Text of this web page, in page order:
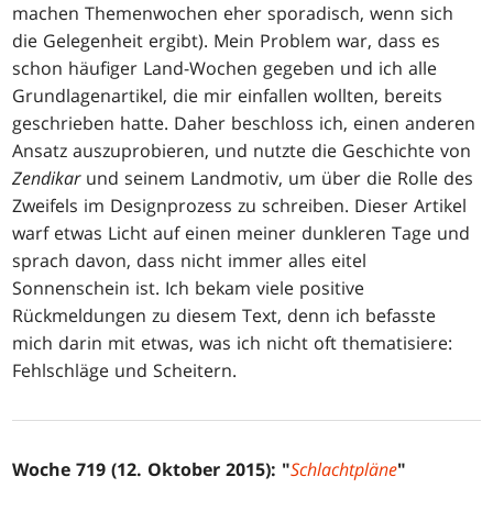
machen Themenwochen eher sporadisch, wenn sich
die Gelegenheit ergibt). Mein Problem war, dass es
schon häufiger Land-Wochen gegeben und ich alle
Grundlagenartikel, die mir einfallen wollten, bereits
geschrieben hatte. Daher beschloss ich, einen anderen
Ansatz auszuprobieren, und nutzte die Geschichte von
Zendikarund seinem Landmotiv, um über die Rolle des
Zweifels im Designprozess zu schreiben. Dieser Artikel
warf etwas Licht auf einen meiner dunkleren Tage und
sprach davon, dass nicht immer alles eitel
Sonnenschein ist. Ich bekam viele positive
Rückmeldungen zu diesem Text, denn ich befasste
mich darin mit etwas, was ich nicht oft thematisiere:
Fehlschläge und Scheitern.
Woche 719 (12. Oktober 2015): "Schlachtpläne"